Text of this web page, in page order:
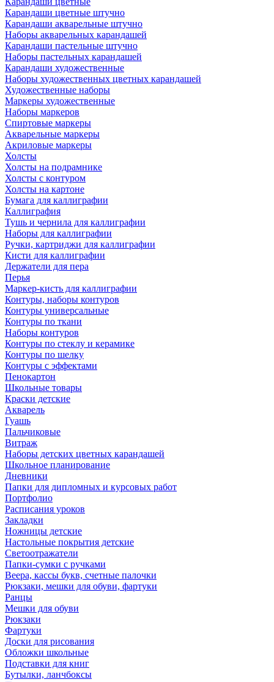
Карандаши цветные штучно
Карандаши акварельные штучно
Наборы акварельных карандашей
Карандаши пастельные штучно
Наборы пастельных карандашей
Карандаши художественные
Наборы художественных цветных карандашей
Художественные наборы
Маркеры художественные
Наборы маркеров
Спиртовые маркеры
Акварельные маркеры
Акриловые маркеры
Холсты
Холсты на подрамнике
Холсты с контуром
Холсты на картоне
Бумага для каллиграфии
Каллиграфия
Тушь и чернила для каллиграфии
Наборы для каллиграфии
Ручки, картриджи для каллиграфии
Кисти для каллиграфии
Держатели для пера
Перья
Маркер-кисть для каллиграфии
Контуры, наборы контуров
Контуры универсальные
Контуры по ткани
Наборы контуров
Контуры по стеклу и керамике
Контуры по шелку
Контуры с эффектами
Пенокартон
Школьные товары
Краски детские
Акварель
Гуашь
Пальчиковые
Витраж
Наборы детских цветных карандашей
Школьное планирование
Дневники
Папки для дипломных и курсовых работ
Портфолио
Расписания уроков
Закладки
Ножницы детские
Настольные покрытия детские
Светоотражатели
Папки-сумки с ручками
Веера, кассы букв, счетные палочки
Рюкзаки, мешки для обуви, фартуки
Ранцы
Мешки для обуви
Рюкзаки
Фартуки
Доски для рисования
Обложки школьные
Подставки для книг
Бутылки, ланчбоксы